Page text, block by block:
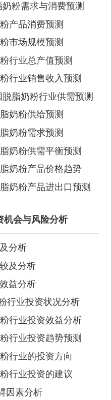
粉需求与消费预测
产品消费预测
市场规模预测
行业总产值预测
行业销售收入预测
脂奶粉行业供需预测
奶粉供给预测
奶粉需求预测
奶粉供需平衡预测
奶粉产品价格趋势
奶粉产品进出口预测
机会与风险分析
分析
及分析
益分析
行业投资状况分析
行业投资效益分析
行业投资趋势预测
行业的投资方向
行业投资的建议
因素分析